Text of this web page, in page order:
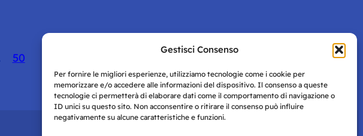
Gestisci Consenso
Per fornire le migliori esperienze, utilizziamo tecnologie come i cookie per
memorizzare e/o accedere alle informazioni del dispositivo. Il consenso a queste
tecnologie ci permetterà di elaborare dati come il comportamento di navigazione o
ID unici su questo sito. Non acconsentire o ritirare il consenso può influire
negativamente su alcune caratteristiche e funzioni.
50